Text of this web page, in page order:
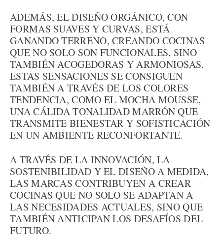
ADEMÁS, EL DISEÑO ORGÁNICO, CON
FORMAS SUAVES Y CURVAS, ESTÁ
GANANDO TERRENO, CREANDO COCINAS
QUE NO SOLO SON FUNCIONALES, SINO
TAMBIÉN ACOGEDORAS Y ARMONIOSAS.
ESTAS SENSACIONES SE CONSIGUEN
TAMBIÉN A TRAVÉS DE LOS COLORES
TENDENCIA, COMO EL MOCHA MOUSSE,
UNA CÁLIDA TONALIDAD MARRÓN QUE
TRANSMITE BIENESTAR Y SOFISTICACIÓN
EN UN AMBIENTE RECONFORTANTE.
A TRAVÉS DE LA INNOVACIÓN, LA
SOSTENIBILIDAD Y EL DISEÑO A MEDIDA,
LAS MARCAS CONTRIBUYEN A CREAR
COCINAS QUE NO SOLO SE ADAPTAN A
LAS NECESIDADES ACTUALES, SINO QUE
TAMBIÉN ANTICIPAN LOS DESAFÍOS DEL
FUTURO.